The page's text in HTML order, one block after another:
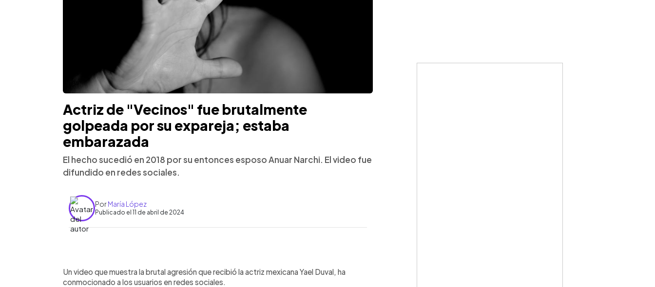
Actriz de "Vecinos" fue brutalmente
golpeada por su expareja; estaba
embarazada
El hecho sucedió en 2018 por su entonces esposo Anuar Narchi. El video fue
difundido en redes sociales.
PorMaría López
Publicado el 11 de abril de 2024
Escuchar artículo
Un video que muestra la brutal agresión que recibió la actriz mexicana Yael Duval, ha
conmocionado a los usuarios en redes sociales.